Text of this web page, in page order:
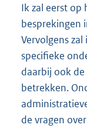
Ik zal eerst
besprekingen
Vervolgens
specifieke
daarbij ook
betrekken.
de vragen